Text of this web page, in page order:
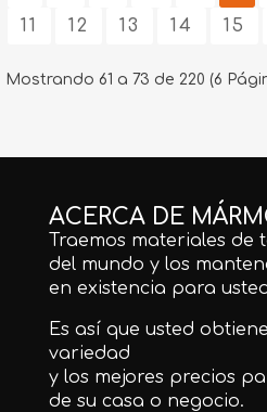
11
12 13 14 15
Mostrando 61 a 73 de 220 (6
ACERCA DE
Traemos materiales de
del mundo y los
en existencia para
Es así que usted
variedad
y los mejores precios
de su casa o negocio.